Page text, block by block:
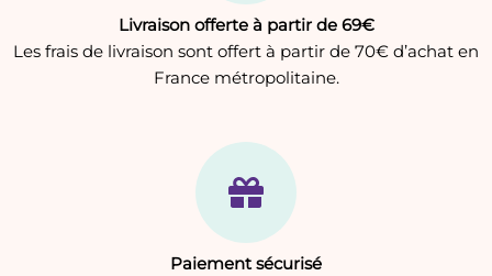
Livraison offerte à partir de 69€
Les frais de livraison sont offert à partir de 70€ d’achat en
France métropolitaine.
Paiement sécurisé